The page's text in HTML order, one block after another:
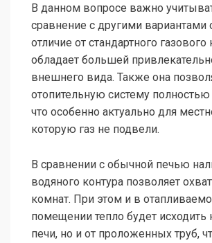
В данном вопросе важно
сравнение с другими вариантами
отличие от стандартного газового
обладает большей
внешнего вида. Также она
отопительную систему
что особенно актуально для
которую газ не подвели.
В сравнении с обычной печью
водяного контура позволяет
комнат. При этом и в
помещении тепло будет исходить
печи, но и от проложенных труб,